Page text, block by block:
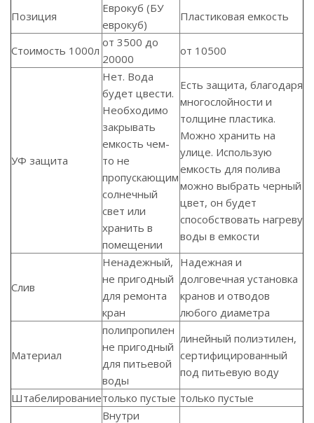
Позиция
Еврокуб (БУ
еврокуб)
Пластиковая емкость
Стоимость 1000л
от 3500 до
20000
от 10500
УФ защита
Нет. Вода
будет цвести.
Необходимо
закрывать
емкость чем-
то не
пропускающим
солнечный
свет или
хранить в
помещении
Есть защита, благодаря
многослойности и
толщине пластика.
Можно хранить на
улице. Использую
емкость для полива
можно выбрать черный
цвет, он будет
способствовать нагреву
воды в емкости
Слив
Ненадежный,
не пригодный
для ремонта
кран
Надежная и
долговечная установка
кранов и отводов
любого диаметра
Материал
полипропилен
не пригодный
для питьевой
воды
линейный полиэтилен,
сертифицированный
под питьевую воду
Штабелированиетолько пустые только пустые
Внутри